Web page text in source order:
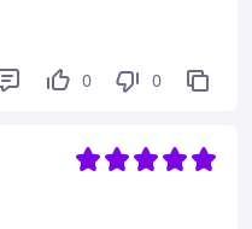
0 0